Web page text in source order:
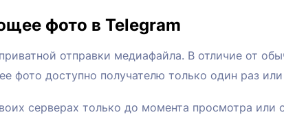
фото в Telegram
отправки медиафайла. В отличие от
фото доступно получателю только один раз
серверах только до момента просмотра или